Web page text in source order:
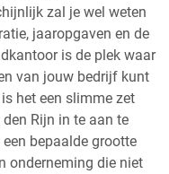
zal je wel weten
jaaropgaven en de
is de plek waar
van jouw bedrijf kunt
het een slimme zet
Rijn in te aan te
bepaalde grootte
onderneming die niet